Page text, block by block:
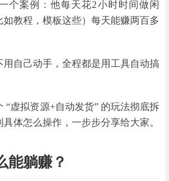
个案例：他每天花2小时时间做闲
教程，模板这些）每天能赚两百多
用自己动手，全程都是用工具自动搞
“虚拟资源+自动发货” 的玩法彻底拆
体怎么操作，一步步分享给大家。
能躺赚？